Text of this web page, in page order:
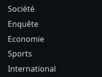
Société
Enquête
Economie
Sports
International